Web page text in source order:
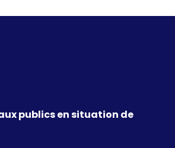
publics en situation de